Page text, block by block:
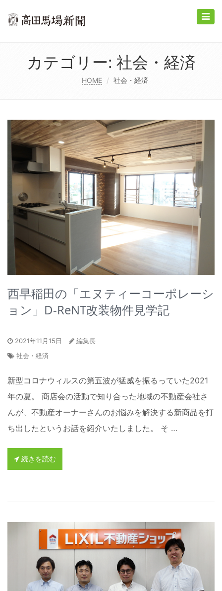
Toggle
カテゴリー: 社会・経済
HOME 社会・経済
西早稲田の「エヌティーコーポレーシ
ョン」D-ReNT改装物件見学記
2021年11月15日
編集長
社会・経済
新型コロナウィルスの第五波が猛威を振るっていた2021
年の夏。 商店会の活動で知り合った地域の不動産会社さ
んが、不動産オーナーさんのお悩みを解決する新商品を打
ち出したというお話を紹介いたしました。 そ …
続きを読む